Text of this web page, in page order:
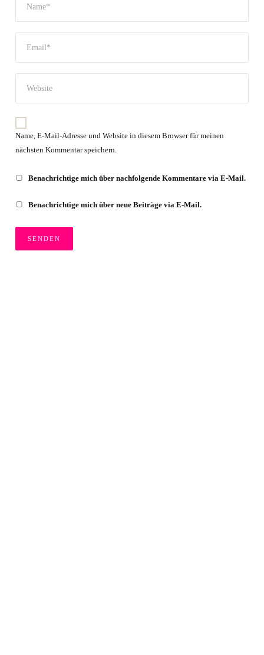
Name, E-Mail-Adresse und Website in diesem Browser für meinen
nächsten Kommentar speichern.
Benachrichtige mich über nachfolgende Kommentare via E-Mail.
Benachrichtige mich über neue Beiträge via E-Mail.